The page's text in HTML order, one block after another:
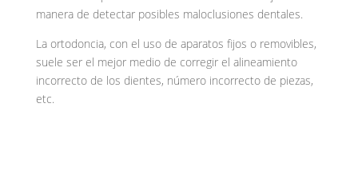
manera de detectar posibles maloclusiones dentales.
La ortodoncia, con el uso de aparatos fijos o removibles,
suele ser el mejor medio de corregir el alineamiento
incorrecto de los dientes, número incorrecto de piezas,
etc.